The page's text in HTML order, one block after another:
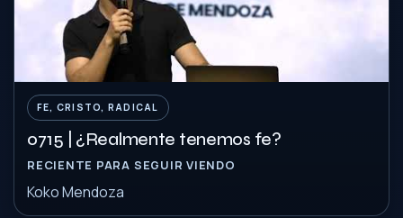
FE, CRISTO, RADICAL
0715 | ¿Realmente tenemos fe?
RECIENTE PARA SEGUIR VIENDO
Koko Mendoza